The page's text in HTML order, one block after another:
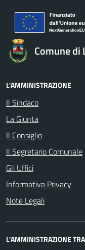
Comune di
L'AMMINISTRAZIONE
Il Sindaco
La Giunta
Il Consiglio
Il Segretario Comunale
Gli Uffici
Informativa Privacy
Note Legali
L'AMMINISTRAZIONE